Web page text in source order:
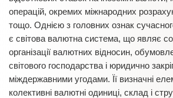
операцій, окремих міжнародних
тощо. Однією з головних ознак
є світова валютна система, що являє
організації валютних відносин,
світового господарства і юридично
міждержавними угодами. Її визначні
колективні валютні одиниці, склад і